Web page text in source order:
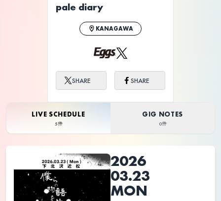
pale diary
KANAGAWA
SHARE SHARE
LIVE SCHEDULE
5件
GIG NOTES
0件
2026
03.23
MON